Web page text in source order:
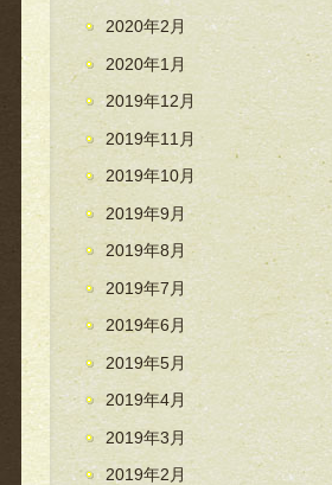
2020年2月
2020年1月
2019年12月
2019年11月
2019年10月
2019年9月
2019年8月
2019年7月
2019年6月
2019年5月
2019年4月
2019年3月
2019年2月